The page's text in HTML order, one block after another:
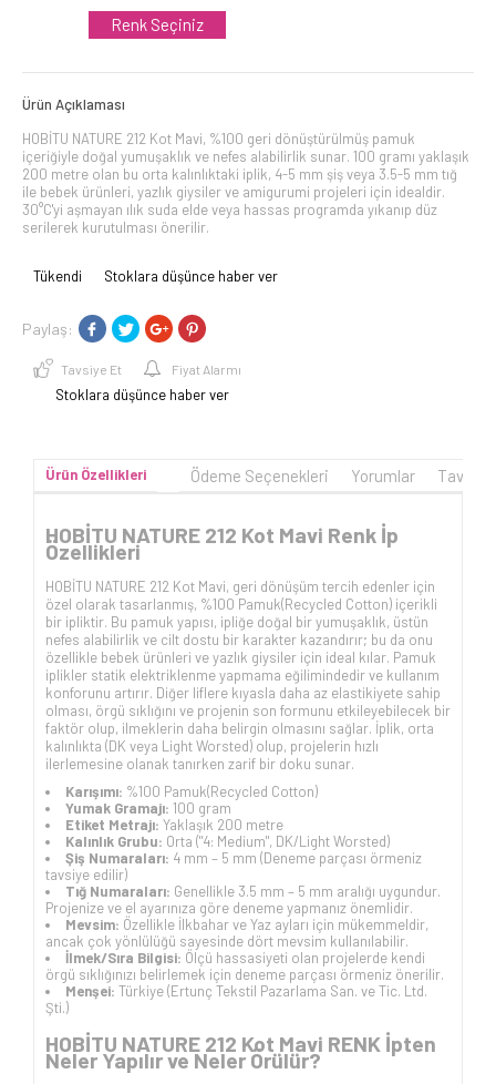
Renk Seçiniz
Ürün Açıklaması
HOBİTU NATURE 212 Kot Mavi, %100 geri dönüştürülmüş pamuk
içeriğiyle doğal yumuşaklık ve nefes alabilirlik sunar. 100 gramı yaklaşık
200 metre olan bu orta kalınlıktaki iplik, 4-5 mm şiş veya 3.5-5 mm tığ
ile bebek ürünleri, yazlık giysiler ve amigurumi projeleri için idealdir.
30°C'yi aşmayan ılık suda elde veya hassas programda yıkanıp düz
serilerek kurutulması önerilir.
Tükendi Stoklara düşünce haber ver
Paylaş:
Tavsiye Et Fiyat Alarmı
Stoklara düşünce haber ver
Ürün Özellikleri Ödeme Seçenekleri Yorumlar
HOBİTU NATURE 212 Kot Mavi Renk İp
Özellikleri
HOBİTU NATURE 212 Kot Mavi, geri dönüşüm tercih edenler için
özel olarak tasarlanmış, %100 Pamuk(Recycled Cotton) içerikli
bir ipliktir. Bu pamuk yapısı, ipliğe doğal bir yumuşaklık, üstün
nefes alabilirlik ve cilt dostu bir karakter kazandırır; bu da onu
özellikle bebek ürünleri ve yazlık giysiler için ideal kılar. Pamuk
iplikler statik elektriklenme yapmama eğilimindedir ve kullanım
konforunu artırır. Diğer liflere kıyasla daha az elastikiyete sahip
olması, örgü sıklığını ve projenin son formunu etkileyebilecek bir
faktör olup, ilmeklerin daha belirgin olmasını sağlar. İplik, orta
kalınlıkta (DK veya Light Worsted) olup, projelerin hızlı
ilerlemesine olanak tanırken zarif bir doku sunar.
Karışımı: %100 Pamuk(Recycled Cotton)
Yumak Gramajı: 100 gram
Etiket Metrajı: Yaklaşık 200 metre
Kalınlık Grubu: Orta ("4: Medium", DK/Light Worsted)
Şiş Numaraları: 4 mm – 5 mm (Deneme parçası örmeniz
tavsiye edilir)
Tığ Numaraları: Genellikle 3.5 mm – 5 mm aralığı uygundur.
Projenize ve el ayarınıza göre deneme yapmanız önemlidir.
Mevsim: Özellikle İlkbahar ve Yaz ayları için mükemmeldir,
ancak çok yönlülüğü sayesinde dört mevsim kullanılabilir.
İlmek/Sıra Bilgisi: Ölçü hassasiyeti olan projelerde kendi
örgü sıklığınızı belirlemek için deneme parçası örmeniz önerilir.
Menşei: Türkiye (Ertunç Tekstil Pazarlama San. ve Tic. Ltd.
Şti.)
HOBİTU NATURE 212 Kot Mavi RENK İpten
Neler Yapılır ve Neler Örülür?